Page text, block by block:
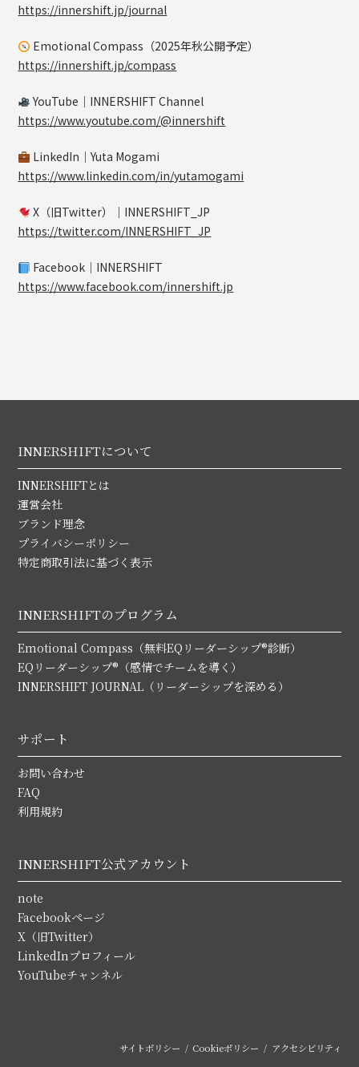
https://innershift.jp/journal
Emotional Compass（2025年秋公開予定）
https://innershift.jp/compass
YouTube｜INNERSHIFT Channel
https://www.youtube.com/@innershift
LinkedIn｜Yuta Mogami
https://www.linkedin.com/in/yutamogami
X（旧Twitter）｜INNERSHIFT_JP
https://twitter.com/INNERSHIFT_JP
Facebook｜INNERSHIFT
https://www.facebook.com/innershift.jp
INNERSHIFTについて
INNERSHIFTとは
運営会社
ブランド理念
プライバシーポリシー
特定商取引法に基づく表示
INNERSHIFTのプログラム
Emotional Compass（無料EQリーダーシップ®診断）
EQリーダーシップ®（感情でチームを導く）
INNERSHIFT JOURNAL（リーダーシップを深める）
サポート
お問い合わせ
FAQ
利用規約
INNERSHIFT公式アカウント
note
Facebookページ
X（旧Twitter）
LinkedInプロフィール
YouTubeチャンネル
サイトポリシー Cookieポリシー アクセシビリティ